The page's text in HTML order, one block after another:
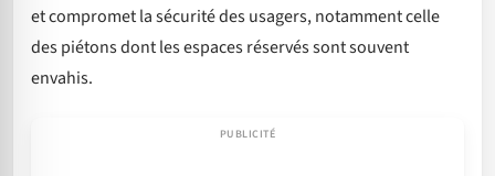
et compromet la sécurité des usagers, notamment celle
des piétons dont les espaces réservés sont souvent
envahis.